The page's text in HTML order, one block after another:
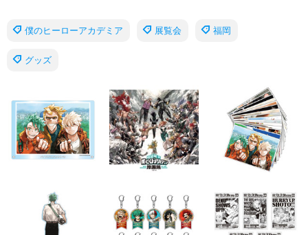
僕のヒーローアカデミア 展覧会 福岡
グッズ